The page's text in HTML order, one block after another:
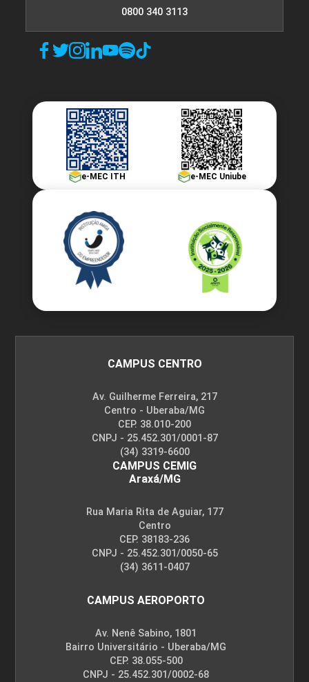
0800 340 3113
e-MEC ITH e-MEC Uniube
CAMPUS CENTRO
Av. Guilherme Ferreira, 217
Centro - Uberaba/MG
CEP. 38.010-200
CNPJ - 25.452.301/0001-87
(34) 3319-6600
CAMPUS CEMIG
Araxá/MG
Rua Maria Rita de Aguiar, 177
Centro
CEP. 38183-236
CNPJ - 25.452.301/0050-65
(34) 3611-0407
CAMPUS AEROPORTO
Av. Nenê Sabino, 1801
Bairro Universitário - Uberaba/MG
CEP. 38.055-500
CNPJ - 25.452.301/0002-68